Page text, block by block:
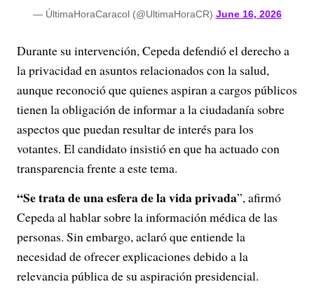
— ÚltimaHoraCaracol (@UltimaHoraCR) June 16, 2026
Durante su intervención, Cepeda defendió el derecho a
la privacidad en asuntos relacionados con la salud,
aunque reconoció que quienes aspiran a cargos públicos
tienen la obligación de informar a la ciudadanía sobre
aspectos que puedan resultar de interés para los
votantes. El candidato insistió en que ha actuado con
transparencia frente a este tema.
“Se trata de una esfera de la vida privada”, afirmó
Cepeda al hablar sobre la información médica de las
personas. Sin embargo, aclaró que entiende la
necesidad de ofrecer explicaciones debido a la
relevancia pública de su aspiración presidencial.